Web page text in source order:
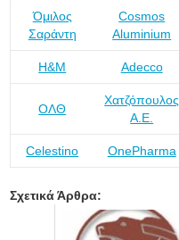
Όμιλος
Σαράντη
Cosmos
Aluminium
H&M Adecco
ΟΛΘ
Χατζόπουλος
Α.Ε.
Celestino OnePharma
Σχετικά Άρθρα: